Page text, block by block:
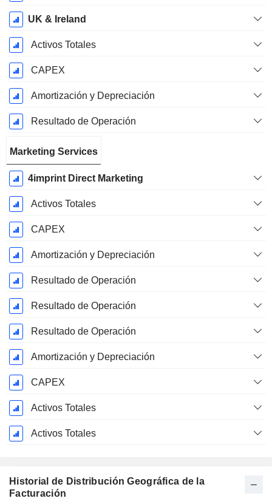
UK & Ireland
Activos Totales
CAPEX
Amortización y Depreciación
Resultado de Operación
Marketing Services
4imprint Direct Marketing
Activos Totales
CAPEX
Amortización y Depreciación
Resultado de Operación
Resultado de Operación
Resultado de Operación
Amortización y Depreciación
CAPEX
Activos Totales
Activos Totales
Historial de Distribución Geográfica de la
Facturación